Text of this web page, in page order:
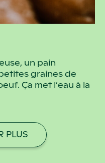
un pain
graines de
Ça met l’eau à la
PLUS